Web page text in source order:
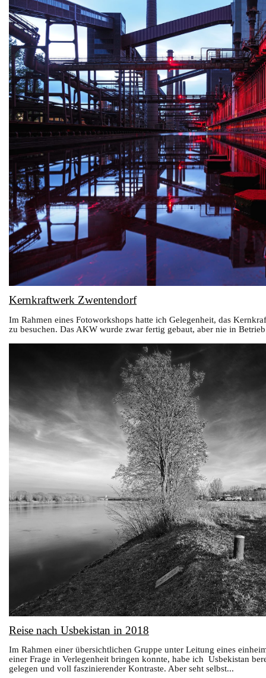
Kernkraftwerk Zwentendorf
Im Rahmen eines Fotoworkshops hatte ich Gelegenheit, das
zu besuchen. Das AKW wurde zwar fertig gebaut, aber nie in
Reise nach Usbekistan in 2018
Im Rahmen einer übersichtlichen Gruppe unter Leitung eines
einer Frage in Verlegenheit bringen konnte, habe ich Usbekistan
gelegen und voll faszinierender Kontraste. Aber seht selbst...